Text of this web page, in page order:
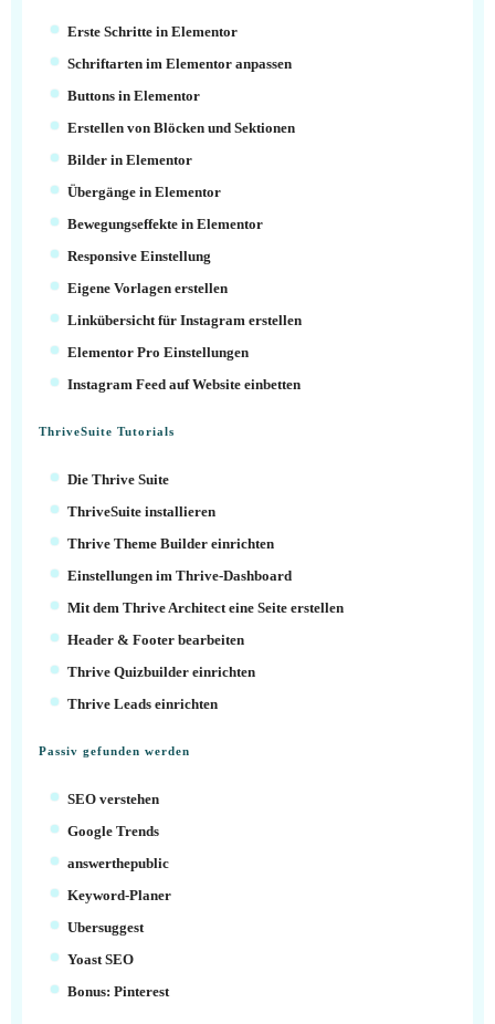
Erste Schritte in Elementor
Schriftarten im Elementor anpassen
Buttons in Elementor
Erstellen von Blöcken und Sektionen
Bilder in Elementor
Übergänge in Elementor
Bewegungseffekte in Elementor
Responsive Einstellung
Eigene Vorlagen erstellen
Linkübersicht für Instagram erstellen
Elementor Pro Einstellungen
Instagram Feed auf Website einbetten
ThriveSuite Tutorials
Die Thrive Suite
ThriveSuite installieren
Thrive Theme Builder einrichten
Einstellungen im Thrive-Dashboard
Mit dem Thrive Architect eine Seite erstellen
Header & Footer bearbeiten
Thrive Quizbuilder einrichten
Thrive Leads einrichten
Passiv gefunden werden
SEO verstehen
Google Trends
answerthepublic
Keyword-Planer
Ubersuggest
Yoast SEO
Bonus: Pinterest